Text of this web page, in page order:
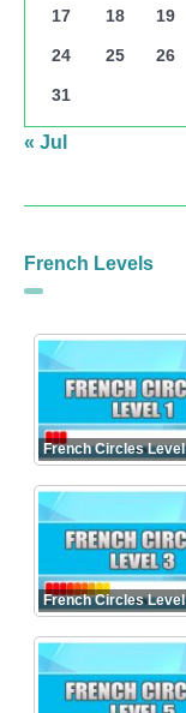
17 18 19
24 25 26
31
« Jul
French Levels
French Circles
French Circles